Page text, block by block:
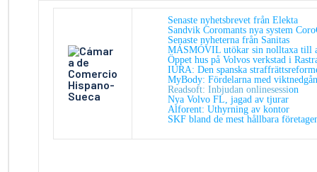
Senaste nyhetsbrevet från Elekta
Sandvik Coromants nya system
Senaste nyheterna från Sanitas
MÁSMÓVIL utökar sin nolltaxa till
Öppet hus på Volvos verkstad i
IURA: Den spanska
MyBody: Fördelarna med
Readsoft: Inbjudan onlinesession
Nya Volvo FL, jagad av tjurar
Alforent:Uthyrning av kontor
SKF bland de mest hållbara